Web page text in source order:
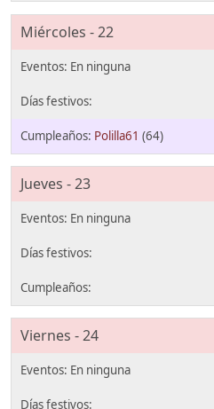
Miércoles - 22
Polilla61 (64)
Jueves - 23
Viernes - 24